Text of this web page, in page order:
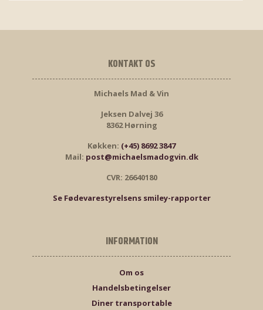
KONTAKT OS
Michaels Mad & Vin
Jeksen Dalvej 36
8362 Hørning
Køkken: (+45) 8692 3847
Mail: post@michaelsmadogvin.dk
CVR: 26640180
Se Fødevarestyrelsens smiley-rapporter
INFORMATION
Om os
Handelsbetingelser
Diner transportable